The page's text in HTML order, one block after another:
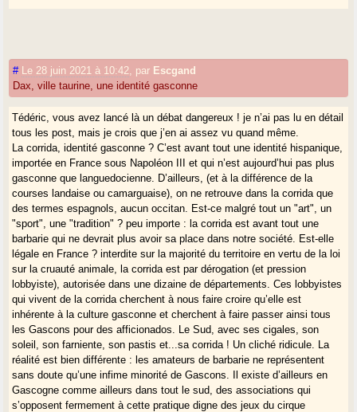
# Le 28 juin 2021 à 10:42 par Escgand
Dax, ville taurine, une identité gasconne
Tédéric, vous avez lancé là un débat dangereux ! je n’ai pas lu en détail
tous les post, mais je crois que j’en ai assez vu quand même.
La corrida, identité gasconne ? C’est avant tout une identité hispanique,
importée en France sous Napoléon III et qui n’est aujourd’hui pas plus
gasconne que languedocienne. D’ailleurs, (et à la différence de la
courses landaise ou camarguaise), on ne retrouve dans la corrida que
des termes espagnols, aucun occitan. Est-ce malgré tout un "art", un
"sport", une "tradition" ? peu importe : la corrida est avant tout une
barbarie qui ne devrait plus avoir sa place dans notre société. Est-elle
légale en France ? interdite sur la majorité du territoire en vertu de la loi
sur la cruauté animale, la corrida est par dérogation (et pression
lobbyiste), autorisée dans une dizaine de départements. Ces lobbyistes
qui vivent de la corrida cherchent à nous faire croire qu’elle est
inhérente à la culture gasconne et cherchent à faire passer ainsi tous
les Gascons pour des afficionados. Le Sud, avec ses cigales, son
soleil, son farniente, son pastis et...sa corrida ! Un cliché ridicule. La
réalité est bien différente : les amateurs de barbarie ne représentent
sans doute qu’une infime minorité de Gascons. Il existe d’ailleurs en
Gascogne comme ailleurs dans tout le sud, des associations qui
s’opposent fermement à cette pratique digne des jeux du cirque